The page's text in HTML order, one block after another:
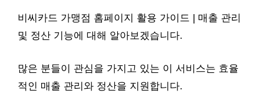
비씨카드 가맹점 홈페이지 활용 가이드 | 매출 관리
및 정산 기능에 대해 알아보겠습니다.
많은 분들이 관심을 가지고 있는 이 서비스는 효율
적인 매출 관리와 정산을 지원합니다.